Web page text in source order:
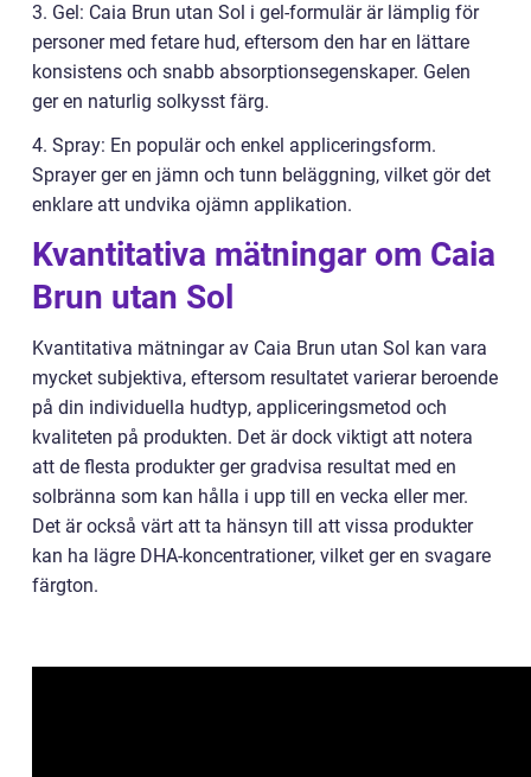
3. Gel: Caia Brun utan Sol i gel-formulär är lämplig för
personer med fetare hud, eftersom den har en lättare
konsistens och snabb absorptionsegenskaper. Gelen
ger en naturlig solkysst färg.
4. Spray: En populär och enkel appliceringsform.
Sprayer ger en jämn och tunn beläggning, vilket gör det
enklare att undvika ojämn applikation.
Kvantitativa mätningar om Caia
Brun utan Sol
Kvantitativa mätningar av Caia Brun utan Sol kan vara
mycket subjektiva, eftersom resultatet varierar beroende
på din individuella hudtyp, appliceringsmetod och
kvaliteten på produkten. Det är dock viktigt att notera
att de flesta produkter ger gradvisa resultat med en
solbränna som kan hålla i upp till en vecka eller mer.
Det är också värt att ta hänsyn till att vissa produkter
kan ha lägre DHA-koncentrationer, vilket ger en svagare
färgton.